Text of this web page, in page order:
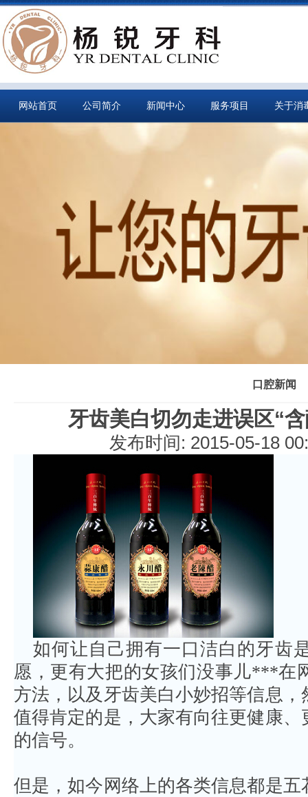
网站首页 公司简介 新闻中心 服务项目 关于消
口腔新闻
牙齿美白切勿走进误区“
发布时间: 2015-05-18
如何让自己拥有一口洁白的牙齿
愿，更有大把的女孩们没事儿***在
方法，以及牙齿美白小妙招等信息
值得肯定的是，大家有向往更健康
的信号。
但是，如今网络上的各类信息都是